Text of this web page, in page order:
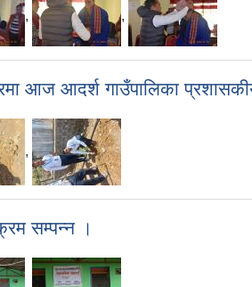
, ,
आज आदर्श गाउँपालिका
,
सम्पन्न ।